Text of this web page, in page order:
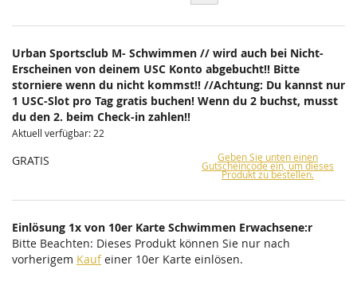
Urban Sportsclub M- Schwimmen // wird auch bei Nicht-
Erscheinen von deinem USC Konto abgebucht!! Bitte
storniere wenn du nicht kommst!! //Achtung: Du kannst nur
1 USC-Slot pro Tag gratis buchen! Wenn du 2 buchst, musst
du den 2. beim Check-in zahlen!!
Aktuell verfügbar: 22
GRATIS Geben Sie unten einen
Gutscheincode ein, um dieses
Produkt zu bestellen.
Einlösung 1x von 10er Karte Schwimmen Erwachsene:r
Bitte Beachten: Dieses Produkt können Sie nur nach
vorherigem Kaufeiner 10er Karte einlösen.